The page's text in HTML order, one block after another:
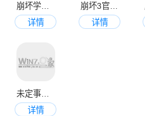
崩坏学园2安卓版
详情
崩坏3官方正版
详情
未定事件簿官服最新版
详情